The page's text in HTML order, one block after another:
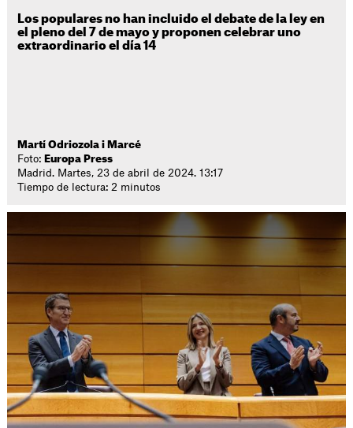
Los populares no han incluido el debate de la ley en
el pleno del 7 de mayo y proponen celebrar uno
extraordinario el día 14
Martí Odriozola i Marcé
Foto: Europa Press
Madrid. Martes, 23 de abril de 2024. 13:17
Tiempo de lectura: 2 minutos